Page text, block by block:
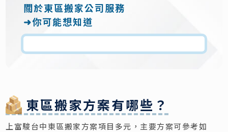
關於東區搬家公司服務
➜你可能想知道
東區搬家方案有哪些？
上富駿台中東區搬家方案項目多元，主要方案可參考如